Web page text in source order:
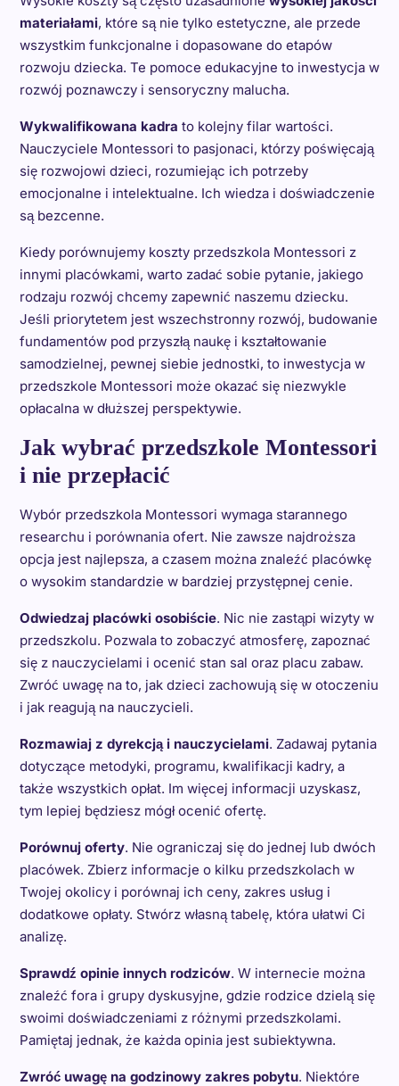
materiałami, które są nie tylko estetyczne, ale przede
wszystkim funkcjonalne i dopasowane do etapów
rozwoju dziecka. Te pomoce edukacyjne to inwestycja w
rozwój poznawczy i sensoryczny malucha.
Wykwalifikowana kadra to kolejny filar wartości.
Nauczyciele Montessori to pasjonaci, którzy poświęcają
się rozwojowi dzieci, rozumiejąc ich potrzeby
emocjonalne i intelektualne. Ich wiedza i doświadczenie
są bezcenne.
Kiedy porównujemy koszty przedszkola Montessori z
innymi placówkami, warto zadać sobie pytanie, jakiego
rodzaju rozwój chcemy zapewnić naszemu dziecku.
Jeśli priorytetem jest wszechstronny rozwój, budowanie
fundamentów pod przyszłą naukę i kształtowanie
samodzielnej, pewnej siebie jednostki, to inwestycja w
przedszkole Montessori może okazać się niezwykle
opłacalna w dłuższej perspektywie.
Jak wybrać przedszkole Montessori
i nie przepłacić
Wybór przedszkola Montessori wymaga starannego
researchu i porównania ofert. Nie zawsze najdroższa
opcja jest najlepsza, a czasem można znaleźć placówkę
o wysokim standardzie w bardziej przystępnej cenie.
Odwiedzaj placówki osobiście. Nic nie zastąpi wizyty w
przedszkolu. Pozwala to zobaczyć atmosferę, zapoznać
się z nauczycielami i ocenić stan sal oraz placu zabaw.
Zwróć uwagę na to, jak dzieci zachowują się w otoczeniu
i jak reagują na nauczycieli.
Rozmawiaj z dyrekcją i nauczycielami. Zadawaj pytania
dotyczące metodyki, programu, kwalifikacji kadry, a
także wszystkich opłat. Im więcej informacji uzyskasz,
tym lepiej będziesz mógł ocenić ofertę.
Porównuj oferty. Nie ograniczaj się do jednej lub dwóch
placówek. Zbierz informacje o kilku przedszkolach w
Twojej okolicy i porównaj ich ceny, zakres usług i
dodatkowe opłaty. Stwórz własną tabelę, która ułatwi Ci
analizę.
Sprawdź opinie innych rodziców. W internecie można
znaleźć fora i grupy dyskusyjne, gdzie rodzice dzielą się
swoimi doświadczeniami z różnymi przedszkolami.
Pamiętaj jednak, że każda opinia jest subiektywna.
Zwróć uwagę na godzinowy zakres pobytu. Niektóre